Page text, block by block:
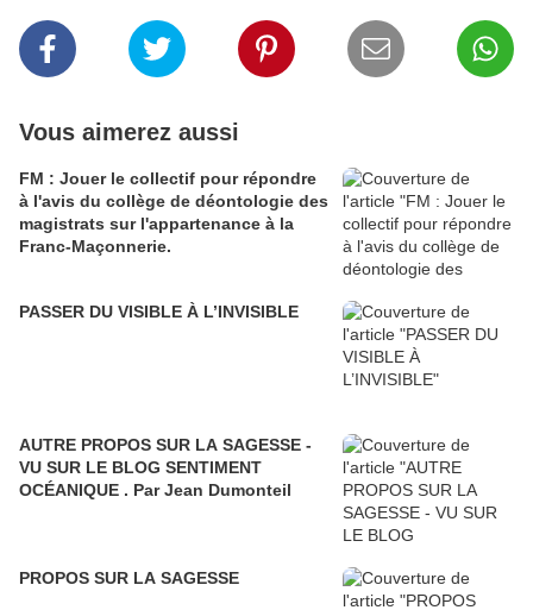
Vous aimerez aussi
FM : Jouer le collectif pour répondre
à l'avis du collège de déontologie des
magistrats sur l'appartenance à la
Franc-Maçonnerie.
PASSER DU VISIBLE À L’INVISIBLE
AUTRE PROPOS SUR LA SAGESSE -
VU SUR LE BLOG SENTIMENT
OCÉANIQUE . Par Jean Dumonteil
PROPOS SUR LA SAGESSE